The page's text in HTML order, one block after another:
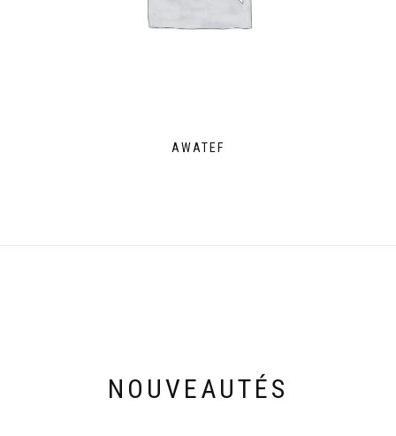
AWATEF
NOUVEAUTÉS